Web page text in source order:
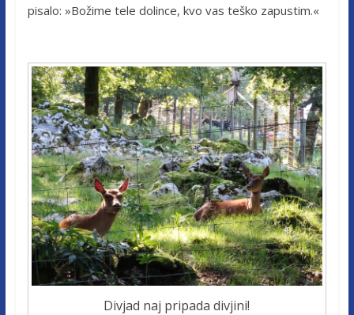
pisalo: »Božime tele dolince, kvo vas teško zapustim.«
Divjad naj pripada divjini!